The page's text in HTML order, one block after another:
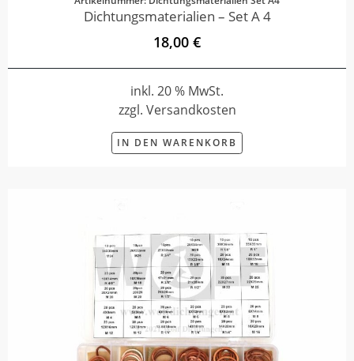
Dichtungsmaterialien – Set A 4
18,00 €
inkl. 20 % MwSt.
zzgl. Versandkosten
IN DEN WARENKORB